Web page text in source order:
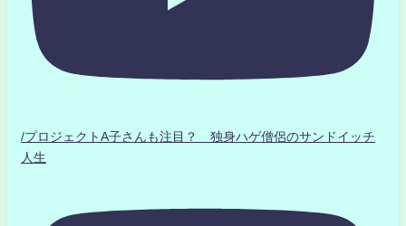
/プロジェクトA子さんも注目？ 独身ハゲ僧侶のサンドイッチ
人生